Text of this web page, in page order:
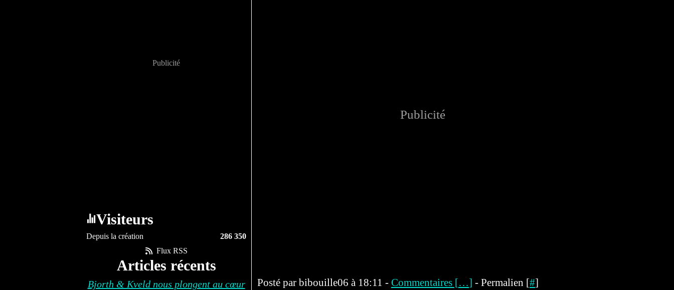
Publicité
Visiteurs
Depuis la création
286 350
Flux RSS
Articles récents
Bjorth & Kveld nous plongent au cœur
Publicité
Posté par bibouille06 à 18:11 - Commentaires […] - Permalien [#]